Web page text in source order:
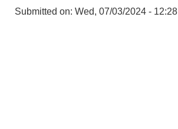
Submitted on: Wed, 07/03/2024 - 12:28